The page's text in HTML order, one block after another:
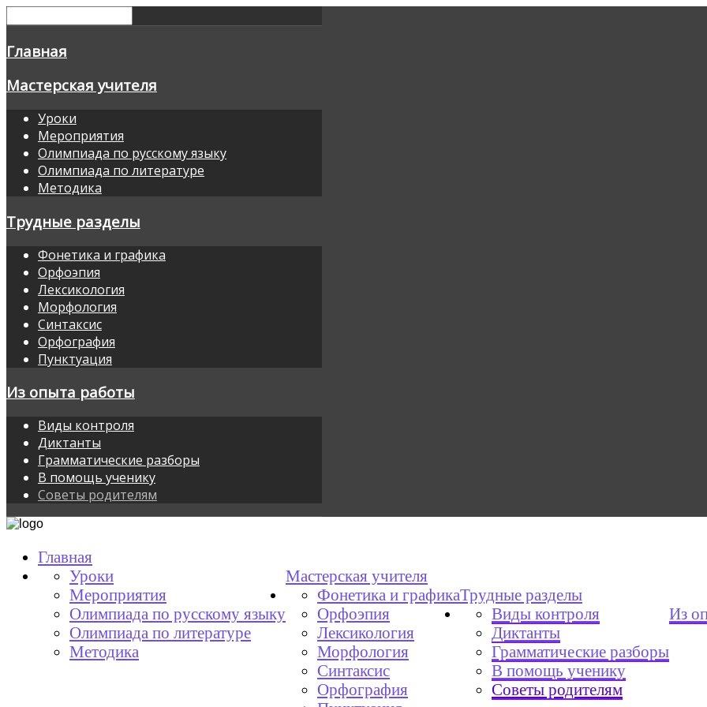
Главная
Мастерская учителя
Уроки
Мероприятия
Олимпиада по русскому языку
Олимпиада по литературе
Методика
Трудные разделы
Фонетика и графика
Орфоэпия
Лексикология
Морфология
Синтаксис
Орфография
Пунктуация
Из опыта работы
Виды контроля
Диктанты
Грамматические разборы
В помощь ученику
Советы родителям
Главная
Мастерская учителя
Уроки
Мероприятия
Олимпиада по русскому языку
Олимпиада по литературе
Методика
Трудные разделы
Фонетика и графика
Орфоэпия
Лексикология
Морфология
Синтаксис
Орфография
Из
Виды контроля
Диктанты
Грамматические разборы
В помощь ученику
Советы родителям